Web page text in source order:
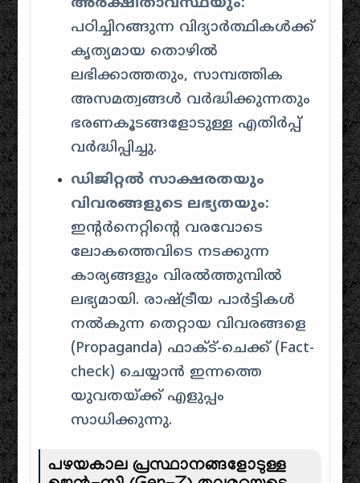
പഠിച്ചിറങ്ങുന്ന വിദ്യാർത്ഥികൾക്ക്
കൃത്യമായ തൊഴിൽ
ലഭിക്കാത്തതും, സാമ്പത്തിക
അസമത്വങ്ങൾ വർദ്ധിക്കുന്നതും
ഭരണകൂടങ്ങളോടുള്ള എതിർപ്പ്
വർദ്ധിപ്പിച്ചു.
ഡിജിറ്റൽ സാക്ഷരതയും
വിവരങ്ങളുടെ ലഭ്യതയും:
ഇന്റർനെറ്റിന്റെ വരവോടെ
ലോകത്തെവിടെ നടക്കുന്ന
കാര്യങ്ങളും വിരൽത്തുമ്പിൽ
ലഭ്യമായി. രാഷ്ട്രീയ പാർട്ടികൾ
നൽകുന്ന തെറ്റായ വിവരങ്ങളെ
(Propaganda) ഫാക്ട്-ചെക്ക് (Fact-
check) ചെയ്യാൻ ഇന്നത്തെ
യുവതയ്ക്ക് എളുപ്പം
സാധിക്കുന്നു.
പഴയകാല പ്രസ്ഥാനങ്ങളോടുള്ള